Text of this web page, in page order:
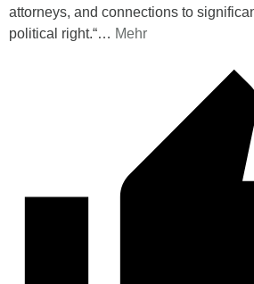
attorneys, and connections to
political right.“… Mehr